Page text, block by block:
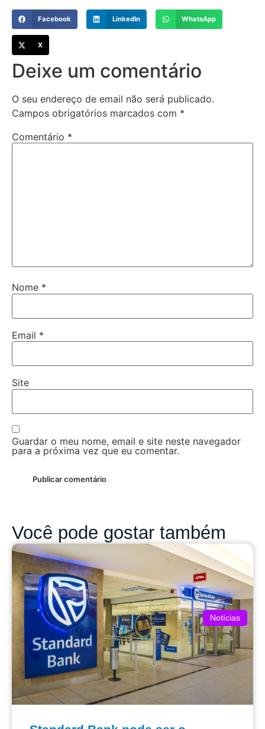
Facebook LinkedIn WhatsApp
X
Deixe um comentário
O seu endereço de email não será publicado.
Campos obrigatórios marcados com *
Comentário *
Nome *
Email *
Site
Guardar o meu nome, email e site neste navegador
para a próxima vez que eu comentar.
Você pode gostar também
Notícias